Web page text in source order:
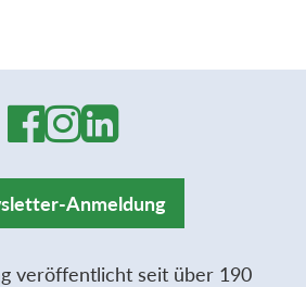
Anmeldung
veröffentlicht seit über 190